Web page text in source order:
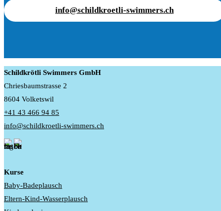
info@schildkroetli-swimmers.ch
Schildkrötli Swimmers GmbH
Chriesbaumstrasse 2
8604 Volketswil
+41 43 466 94 85
info@schildkroetli-swimmers.ch
Kurse
Baby-Badeplausch
Eltern-Kind-Wasserplausch